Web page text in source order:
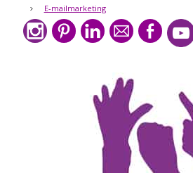
E-mailmarketing